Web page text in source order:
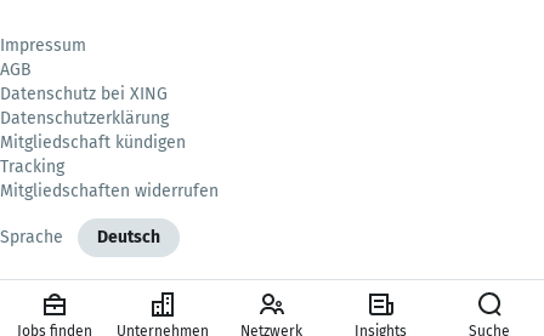
Impressum
AGB
Datenschutz bei XING
Datenschutzerklärung
Mitgliedschaft kündigen
Tracking
Mitgliedschaften widerrufen
Sprache Deutsch
Jobs finden Unternehmen Netzwerk Insights Suche